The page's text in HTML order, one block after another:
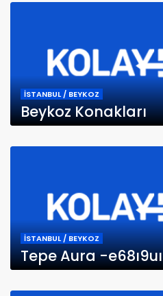
İSTANBUL / BEYKOZ
Beykoz Konakları
İSTANBUL / BEYKOZ
Tepe Aura -e68ı9uı